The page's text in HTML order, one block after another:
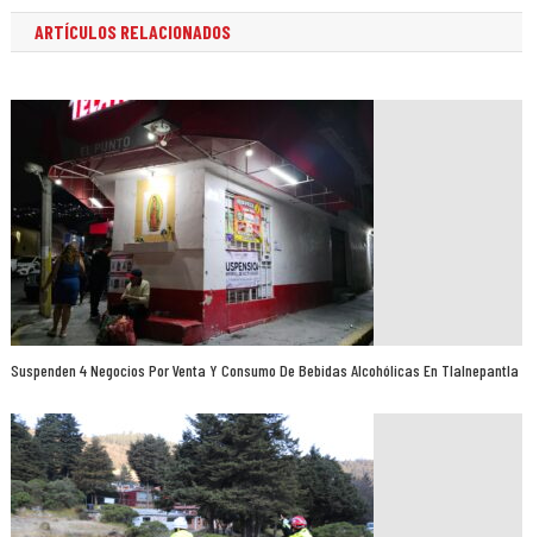
ARTÍCULOS RELACIONADOS
Suspenden 4 Negocios Por Venta Y Consumo De Bebidas Alcohólicas En Tlalnepantla